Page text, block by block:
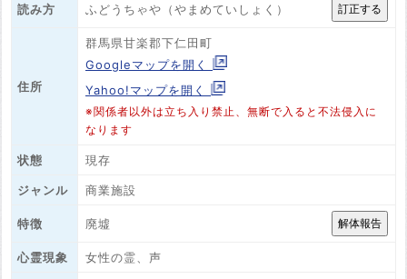
読み方 ふどうちゃや（やまめていしょく）
住所
群馬県甘楽郡下仁田町
Googleマップを開く
Yahoo!マップを開く
※関係者以外は立ち入り禁止、無断で入ると不法侵入に
なります
状態 現存
ジャンル 商業施設
特徴 廃墟
心霊現象 女性の霊、声